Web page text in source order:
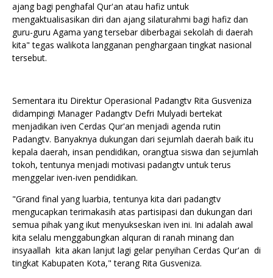
ajang bagi penghafal Qur'an atau hafiz untuk
mengaktualisasikan diri dan ajang silaturahmi bagi hafiz dan
guru-guru Agama yang tersebar diberbagai sekolah di daerah
kita" tegas walikota langganan penghargaan tingkat nasional
tersebut.
Sementara itu Direktur Operasional Padangtv Rita Gusveniza
didampingi Manager Padangtv Defri Mulyadi bertekat
menjadikan iven Cerdas Qur'an menjadi agenda rutin
Padangtv. Banyaknya dukungan dari sejumlah daerah baik itu
kepala daerah, insan pendidikan, orangtua siswa dan sejumlah
tokoh, tentunya menjadi motivasi padangtv untuk terus
menggelar iven-iven pendidikan.
"Grand final yang luarbia, tentunya kita dari padangtv
mengucapkan terimakasih atas partisipasi dan dukungan dari
semua pihak yang ikut menyukseskan iven ini. Ini adalah awal
kita selalu menggabungkan alquran di ranah minang dan
insyaallah kita akan lanjut lagi gelar penyihan Cerdas Qur'an di
tingkat Kabupaten Kota," terang Rita Gusveniza.